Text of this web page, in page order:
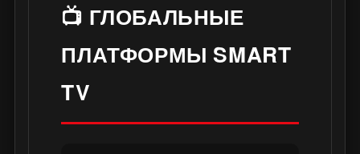
📺 ГЛОБАЛЬНЫЕ
ПЛАТФОРМЫ SMART
TV